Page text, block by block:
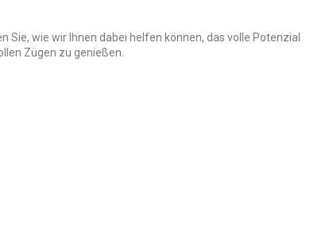
Sie, wie wir Ihnen dabei helfen können, das volle Potenzial
Zügen zu genießen.